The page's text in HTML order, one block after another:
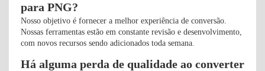
para PNG?
Nosso objetivo é fornecer a melhor experiência de conversão.
Nossas ferramentas estão em constante revisão e desenvolvimento,
com novos recursos sendo adicionados toda semana.
Há alguma perda de qualidade ao converter